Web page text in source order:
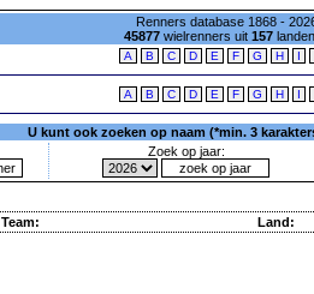
Renners database 1868 -
45877wielrenners uit 157
A B C D E F G H I
A B C D E F G H I
U kunt ook zoeken op naam (*min. 3
Zoek op jaar:
Team: Land: